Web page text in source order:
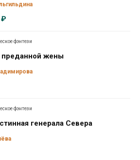
₽
фэнтези
преданной жены
фэнтези
генерала Севера